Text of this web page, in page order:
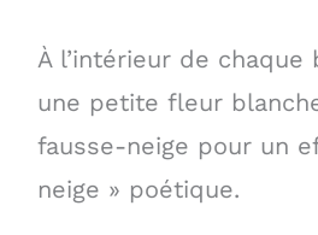
À l’intérieur de chaque
une petite fleur
fausse-neige pour un
neige » poétique.